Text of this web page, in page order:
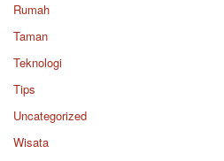
Rumah
Taman
Teknologi
Tips
Uncategorized
Wisata